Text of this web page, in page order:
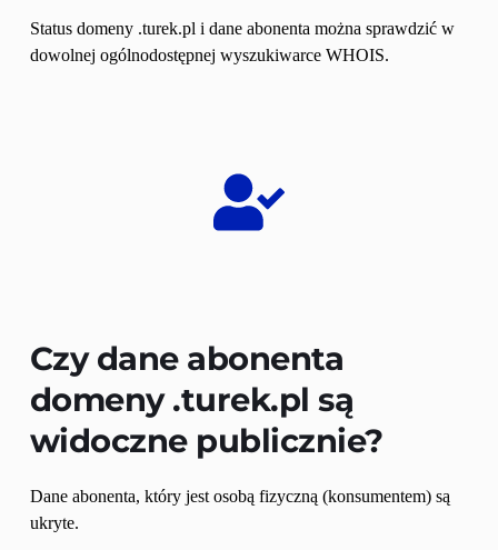
Status domeny .turek.pl i dane abonenta można sprawdzić w
dowolnej ogólnodostępnej wyszukiwarce WHOIS.
Czy dane abonenta
domeny .turek.pl są
widoczne publicznie?
Dane abonenta, który jest osobą fizyczną (konsumentem) są
ukryte.